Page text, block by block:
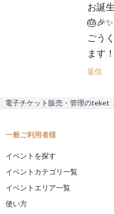
お誕
🎂🎉✨
ごう
ます！
返信
電子チケット販売・管理のteket
一般ご利用者様
イベントを探す
イベントカテゴリ一覧
イベントエリア一覧
使い方